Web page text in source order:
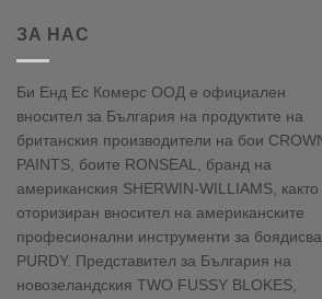
ЗА НАС
Би Енд Ес Комерс ООД е официален
вносител за България на продуктите на
британския производители на бои
PAINTS, боите RONSEAL, бранд на
американския SHERWIN-WILLIAMS, както
оторизиран вносител на американските
професионални инструменти за
PURDY. Представител за България на
новозеландския TWO FUSSY BLOKES,